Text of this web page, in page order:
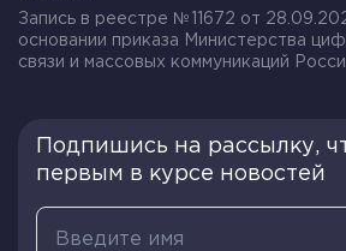
Запись в реестре №11672 от
основании приказа Министерства
связи и массовых коммуникаций
Подпишись на рассылку,
первым в курсе новостей